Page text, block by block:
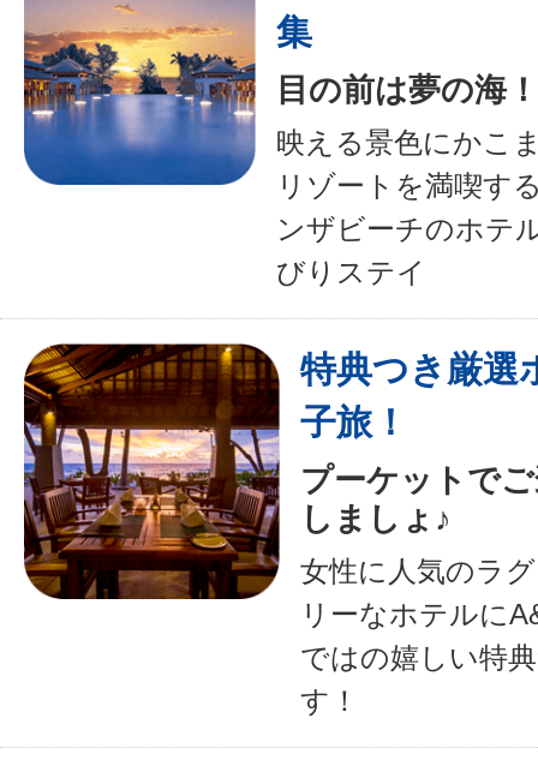
集
目の前は夢の海
映える景色にかこ
リゾートを満喫す
ンザビーチのホテ
びりステイ
特典つき厳選
子旅！
プーケットで
しましょ♪
女性に人気のラ
リーなホテルに
ではの嬉しい特
す！